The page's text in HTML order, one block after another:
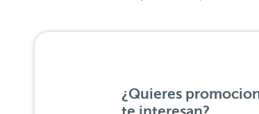
¿Quieres